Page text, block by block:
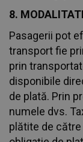
8.
Pasagerii pot
transport fie
prin
disponibile
de plată. Prin
numele dvs.
plătite de către